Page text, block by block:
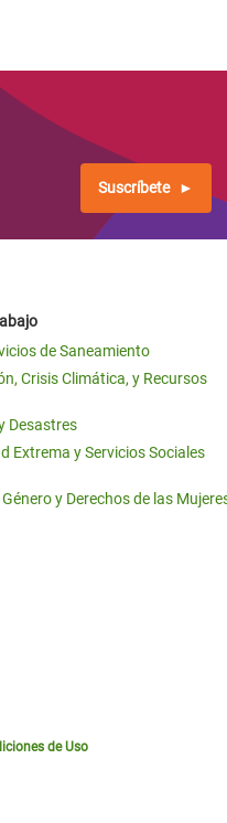
Siria
en Yemen
Suscríbete
de Saneamiento
Crisis Climática, y Recursos
Desastres
Extrema y Servicios Sociales
y Derechos de las
de Uso